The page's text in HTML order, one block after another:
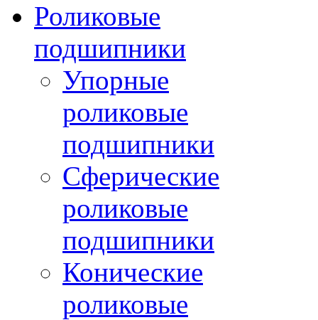
Роликовые
подшипники
Упорные
роликовые
подшипники
Сферические
роликовые
подшипники
Конические
роликовые